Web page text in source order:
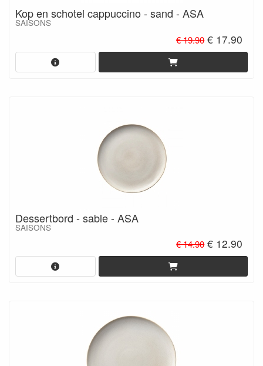
Kop en schotel cappuccino - sand - ASA
SAISONS
€ 19.90€ 17.90
Dessertbord - sable - ASA
SAISONS
€ 14.90€ 12.90